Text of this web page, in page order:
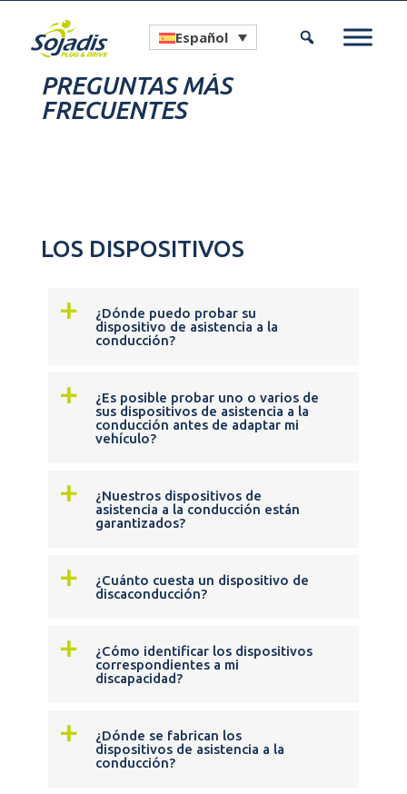
Español
PREGUNTAS MÁS
FRECUENTES
LOS DISPOSITIVOS
a
¿Dónde puedo probar su
dispositivo de asistencia a la
conducción?
a
¿Es posible probar uno o varios de
sus dispositivos de asistencia a la
conducción antes de adaptar mi
vehículo?
a
¿Nuestros dispositivos de
asistencia a la conducción están
garantizados?
a
¿Cuánto cuesta un dispositivo de
discaconducción?
a
¿Cómo identificar los dispositivos
correspondientes a mi
discapacidad?
a
¿Dónde se fabrican los
dispositivos de asistencia a la
conducción?